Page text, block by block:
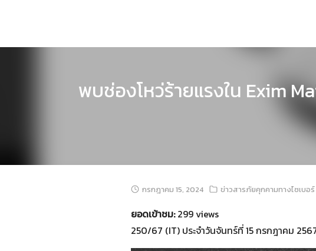
พบช่องโหว่ร้ายแรงใน Exim
กรกฎาคม 15, 2024 ข่าวสารภัยคุกคามทางไซเบอร์
ยอดเข้าชม:299 views
250/67 (IT) ประจำวันจันทร์ที่ 15 กรกฎาคม